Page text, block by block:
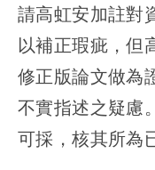
請高虹安加註對
以補正瑕疵，但
修正版論文做為
不實指述之疑慮
可採，核其所為